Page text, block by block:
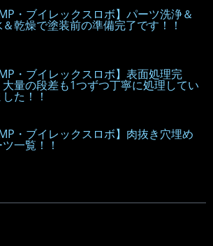
・ブイレックスロボ】パーツ洗浄＆
乾燥で塗装前の準備完了です！！
・ブイレックスロボ】表面処理完
大量の段差も1つずつ丁寧に処理してい
た！！
・ブイレックスロボ】肉抜き穴埋め
一覧！！